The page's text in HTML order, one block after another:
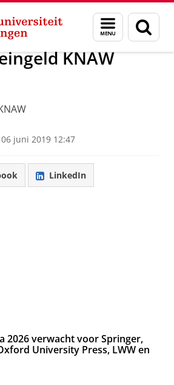
Menu
en
zoeken
Nieuwsarchief
KNAW
06 juni 2019 12:47
LinkedIn
2026 verwacht voor Springer,
University Press, LWW en